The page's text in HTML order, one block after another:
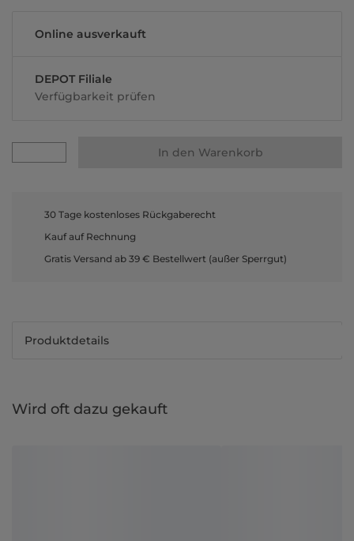
Online ausverkauft
DEPOT Filiale
Verfügbarkeit prüfen
In den Warenkorb
30 Tage kostenloses Rückgaberecht
Kauf auf Rechnung
Gratis Versand ab 39 € Bestellwert (außer Sperrgut)
Produktdetails
Wird oft dazu gekauft